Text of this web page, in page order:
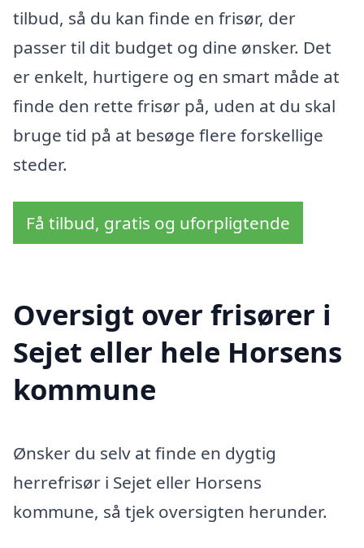
tilbud, så du kan finde en frisør, der
passer til dit budget og dine ønsker. Det
er enkelt, hurtigere og en smart måde at
finde den rette frisør på, uden at du skal
bruge tid på at besøge flere forskellige
steder.
Få tilbud, gratis og uforpligtende
Oversigt over frisører i
Sejet eller hele Horsens
kommune
Ønsker du selv at finde en dygtig
herrefrisør i Sejet eller Horsens
kommune, så tjek oversigten herunder.